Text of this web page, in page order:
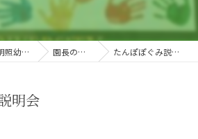
文京区の幼稚園なら明照幼稚園 園長の徒然 たんぽぽぐみ説明会
明会